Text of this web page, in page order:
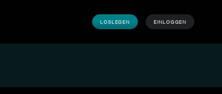
LOSLEGEN EINLOGGEN